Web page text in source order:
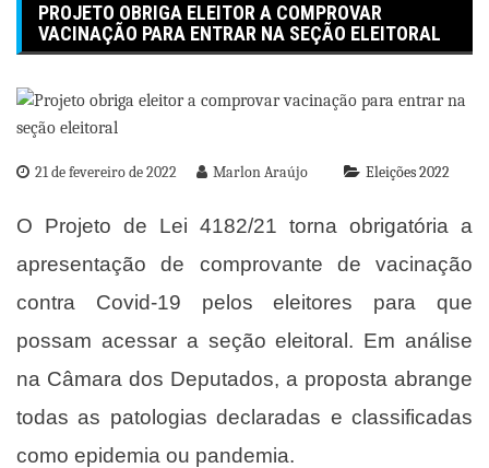
PROJETO OBRIGA ELEITOR A COMPROVAR
VACINAÇÃO PARA ENTRAR NA SEÇÃO ELEITORAL
21 de fevereiro de 2022 Marlon Araújo Eleições 2022
O Projeto de Lei 4182/21 torna obrigatória a
apresentação de comprovante de vacinação
contra Covid-19 pelos eleitores para que
possam acessar a seção eleitoral. Em análise
na Câmara dos Deputados, a proposta abrange
todas as patologias declaradas e classificadas
como epidemia ou pandemia.